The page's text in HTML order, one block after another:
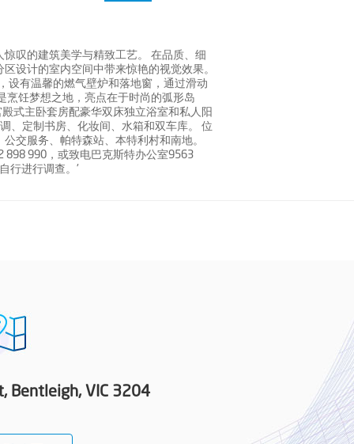
叹的建筑美学与精致工艺。 在品质、细
设计的室内空间中带来惊艳的视觉效果。
设有温馨的燃气壁炉和落地窗，通过滑动
烹饪梦想之地，亮点在于时尚的弧形岛
式主卧套房配豪华双床独立浴室和私人阳
、定制书房、化妆间、水箱和双车库。 位
交服务、帕特森站、本特利村和南地。
898 990，或致电巴克斯特办公室9563
行进行调查。'
Bentleigh, VIC 3204